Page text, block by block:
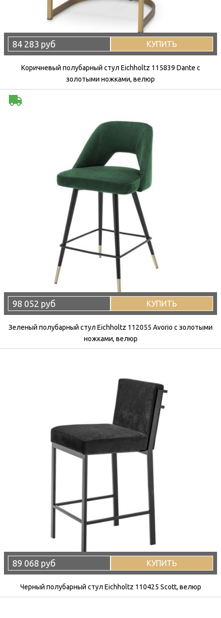
84 283 руб КУПИТЬ
Коричневый полубарный стул Eichholtz 115839 Dante с
золотыми ножками, велюр
98 052 руб КУПИТЬ
Зеленый полубарный стул Eichholtz 112055 Avorio с золотыми
ножками, велюр
89 068 руб КУПИТЬ
Черный полубарный стул Eichholtz 110425 Scott, велюр